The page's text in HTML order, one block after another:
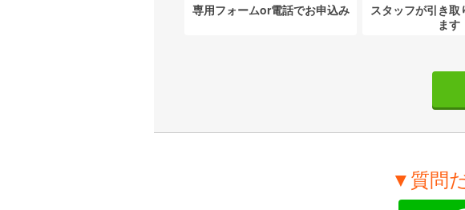
専用フォームor電話でお申込み
スタッフが引き取
ます
▼質問